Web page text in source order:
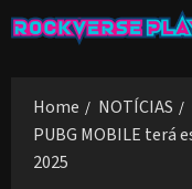
Skip
to
Home
NOTÍCIAS
PUBG MOBILE terá
2025